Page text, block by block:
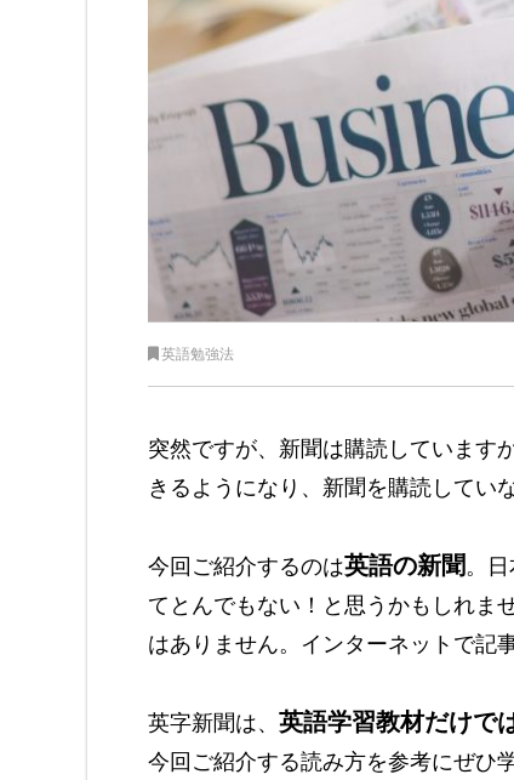
英語勉強法
突然ですが、新聞は購読していま
きるようになり、新聞を購読してい
今回ご紹介するのは英語の新聞 。
てとんでもない！と思うかもしれま
はありません。インターネットで記
英字新聞は、 英語学習教材だけで
今回ご紹介する読み方を参考にぜひ